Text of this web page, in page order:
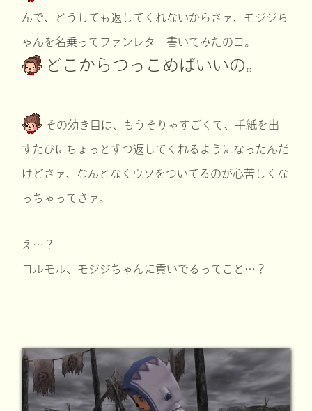
んで、どうしても返してくれないからさァ、モジジち
ゃんを名乗ってファンレター書いてみたのヨ。
どこからつっこめばいいの。
その効き目は、もうそりゃすごくて、手紙を出
すたびにちょっとずつ返してくれるようになったんだ
けどさァ、なんとなくウソをついてるのが心苦しくな
っちゃってさァ。
え…？
コルモル、モジジちゃんに貢いでるってこと…？